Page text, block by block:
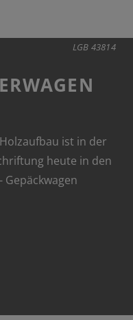
LGB 43814
ist in der
heute in den
Gepäckwagen